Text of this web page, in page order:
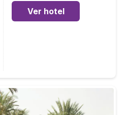
Ver hotel